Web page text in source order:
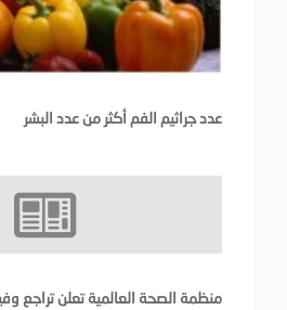
عدد جراثيم الفم أكثر من عدد البشر
منظمة الصحة العالمية تعلن تراجع